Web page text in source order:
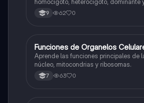
9 62 0
FBiologia
Funciones de Organelos
Aprende las funciones principales de
núcleo, mitocondrias y ribosomas.
7 63 0